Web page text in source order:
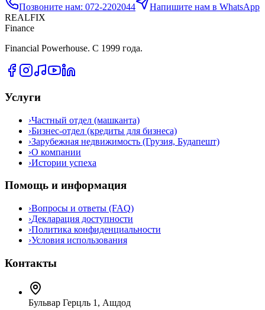
Позвоните нам: 072-2202044
Напишите нам в WhatsApp
REALFIX
Finance
Financial Powerhouse. С 1999 года.
Услуги
›Частный отдел (машканта)
›Бизнес-отдел (кредиты для бизнеса)
›Зарубежная недвижимость (Грузия, Будапешт)
›О компании
›Истории успеха
Помощь и информация
›Вопросы и ответы (FAQ)
›Декларация доступности
›Политика конфиденциальности
›Условия использования
Контакты
Бульвар Герцль 1, Ашдод